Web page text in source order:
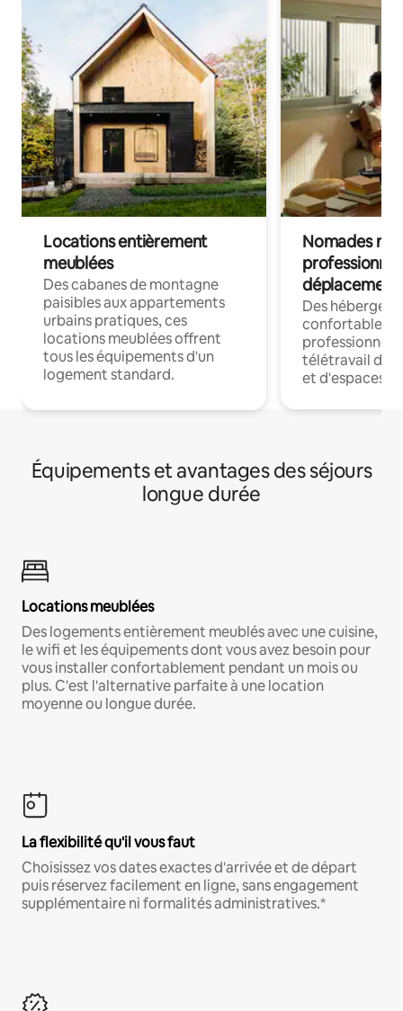
Locations entièrement
meublées
Des cabanes de montagne
paisibles aux appartements
urbains pratiques, ces
locations meublées offrent
tous les équipements d'un
logement standard.
Nomades
déplacement
Des
confortables
professionnels
télétravail
et d'espaces
Équipements et avantages des séjours
longue durée
Locations meublées
Des logements entièrement meublés avec une cuisine,
le wifi et les équipements dont vous avez besoin pour
vous installer confortablement pendant un mois ou
plus. C'est l'alternative parfaite à une location
moyenne ou longue durée.
La flexibilité qu'il vous faut
Choisissez vos dates exactes d'arrivée et de départ
puis réservez facilement en ligne, sans engagement
supplémentaire ni formalités administratives.*